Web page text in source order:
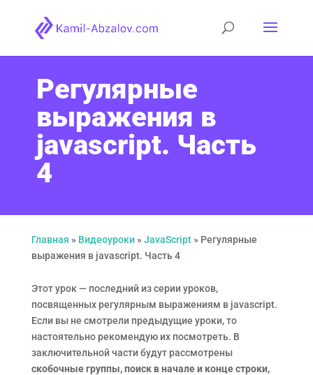
Регулярные
выражения в
javascript. Часть
4
Главная » Видеоуроки » JavaScript» Регулярные
выражения в javascript. Часть 4
Этот урок — последний из серии уроков,
посвященных регулярным выражениям в javascript.
Если вы не смотрели предыдущие уроки, то
настоятельно рекомендую их посмотреть. В
заключительной части будут рассмотрены
скобочные группы, поиск в начале и конце строки,